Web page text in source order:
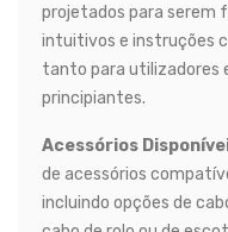
projetados para serem
intuitivos e instruções
tanto para utilizadores
principiantes.
Acessórios
de acessórios
incluindo opções de